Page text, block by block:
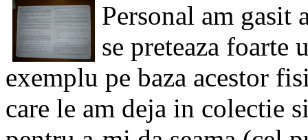
Personal am gasit
se preteaza foarte
exemplu pe baza acestor
care le am deja in colectie